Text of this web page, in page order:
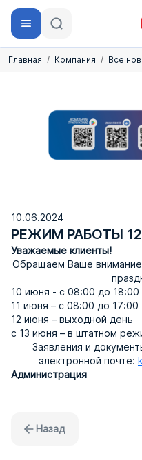
Главная Компания Все
Назад
10.06.2024
РЕЖИМ РАБОТЫ
Уважаемые клиенты!
Обращаем Ваше
10 июня - с 08:00 до 18:00
11 июня – с 08:00 до 17:00
12 июня – выходной день
с 13 июня – в штатном
Заявления и
электронной почте:
Администрация